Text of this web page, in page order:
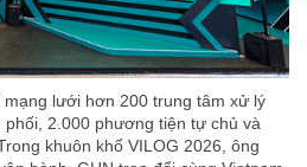
lưới hơn 200 trung tâm xử lý
2.000 phương tiện tự chủ và
khuôn khổ VILOG 2026, ông